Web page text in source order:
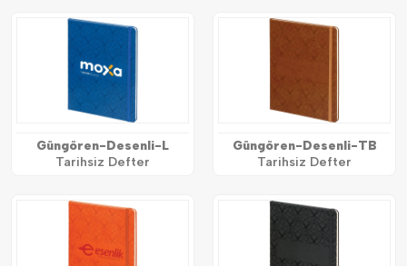
Güngören-Desenli-L
Tarihsiz Defter
Güngören-Desenli-TB
Tarihsiz Defter